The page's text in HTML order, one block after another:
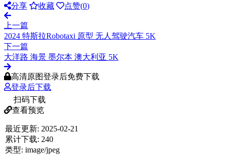
分享
收藏 点赞(0)
上一篇
2024 特斯拉Robotaxi 原型 无人驾驶汽车 5K
下一篇
大洋路 海景 墨尔本 澳大利亚 5K
高清原图登录后免费下载
登录后下载
扫码下载
查看预览
最近更新: 2025-02-21
累计下载: 240
类型: image/jpeg